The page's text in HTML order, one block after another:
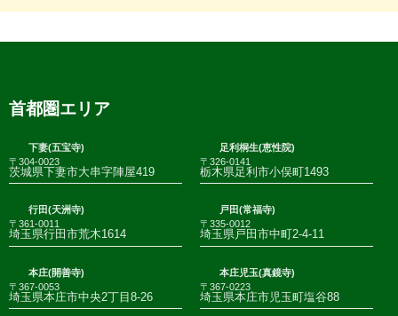
首都圏エリア
下妻(五宝寺)
〒304-0023
茨城県下妻市大串字陣屋419
足利桐生(恵性院)
〒326-0141
栃木県足利市小俣町1493
行田(天洲寺)
〒361-0011
埼玉県行田市荒木1614
戸田(常福寺)
〒335-0012
埼玉県戸田市中町2-4-11
本庄(開善寺)
〒367-0053
埼玉県本庄市中央2丁目8-26
本庄児玉(真鏡寺)
〒367-0223
埼玉県本庄市児玉町塩谷88